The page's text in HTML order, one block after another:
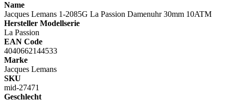
Name
Jacques Lemans 1-2085G La Passion Damenuhr 30mm 10ATM
Hersteller Modellserie
La Passion
EAN Code
4040662144533
Marke
Jacques Lemans
SKU
mid-27471
Geschlecht